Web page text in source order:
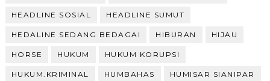
HEADLINE SOSIAL HEADLINE SUMUT
HEDALINE SEDANG BEDAGAI HIBURAN HIJAU
HORSE HUKUM HUKUM KORUPSI
HUKUM.KRIMINAL HUMBAHAS HUMISAR SIANIPAR